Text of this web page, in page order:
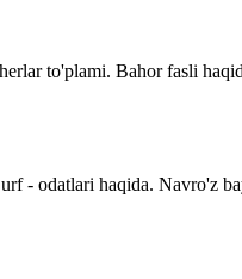
to'plami. Bahor fasli
- odatlari haqida. Navro'z